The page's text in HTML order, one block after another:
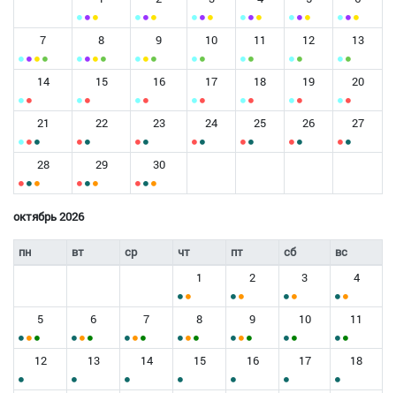
7 8 9 10 11 12 13
14 15 16 17 18 19 20
21 22 23 24 25 26 27
28 29 30
октябрь 2026
пн вт ср чт пт сб
вс
1
2 3 4
5 6 7 8 9 10 11
12 13 14 15 16 17 18